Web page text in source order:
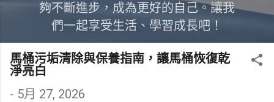
夠不斷進步，成為更好的自己。讓我
們一起享受生活、學習成長吧！
馬桶污垢清除與保養指南，讓馬桶恢復乾
淨亮白
- 5月 27, 2026